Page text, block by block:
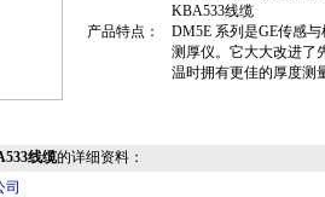
产品特点：
KBA533线缆
DM5E 系列是GE传感
测厚仪。它大大改进了
温时拥有更佳的厚度测
线缆的详细资料：
司